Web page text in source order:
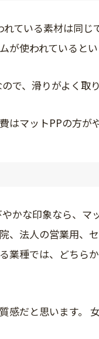
ている素材は同
使われているとい
で、滑りがよく取
マットPPの方が
かな印象なら、マ
、法人の営業用、
業種では、どちら
感だと思います。